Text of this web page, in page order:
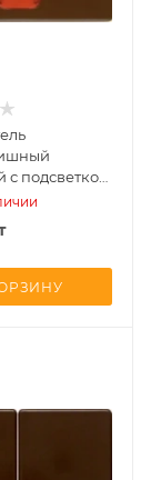
подсветкой
14150001